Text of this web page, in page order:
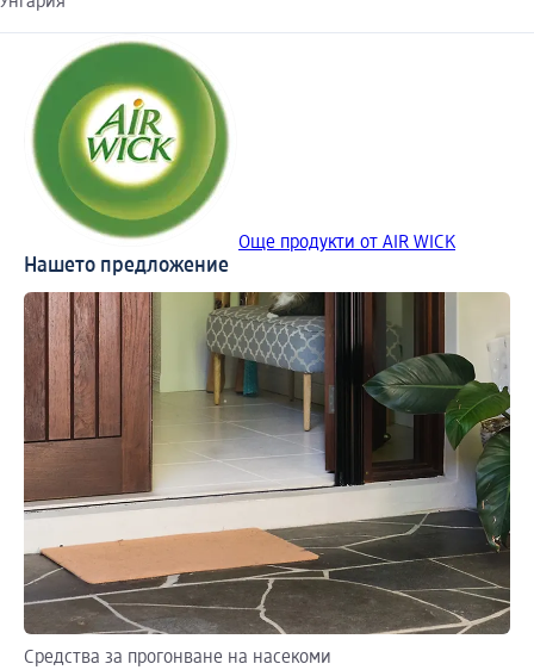
Още продукти от AIR WICK
Нашето предложение
Средства за прогонване на насекоми